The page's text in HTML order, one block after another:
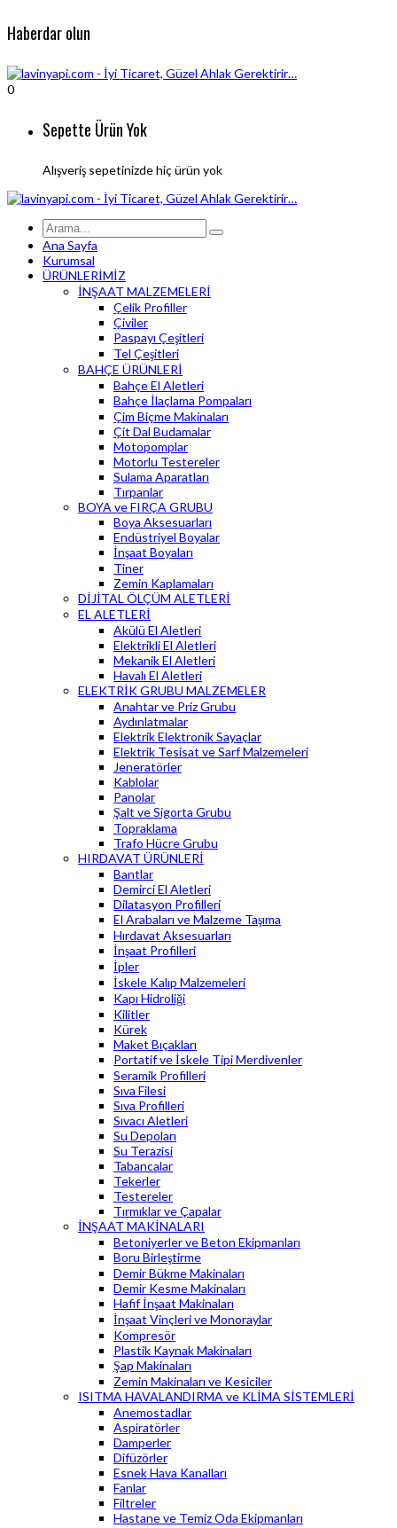
Haberdar olun
0
Sepette Ürün Yok
Alışveriş sepetinizde hiç ürün yok
Ana Sayfa
Kurumsal
ÜRÜNLERİMİZ
İNŞAAT MALZEMELERİ
Çelik Profiller
Çiviler
Paspayı Çeşitleri
Tel Çeşitleri
BAHÇE ÜRÜNLERİ
Bahçe El Aletleri
Bahçe İlaçlama Pompaları
Çim Biçme Makinaları
Çit Dal Budamalar
Motopomplar
Motorlu Testereler
Sulama Aparatları
Tırpanlar
BOYA ve FIRÇA GRUBU
Boya Aksesuarları
Endüstriyel Boyalar
İnşaat Boyaları
Tiner
Zemin Kaplamaları
DİJİTAL ÖLÇÜM ALETLERİ
EL ALETLERİ
Akülü El Aletleri
Elektrikli El Aletleri
Mekanik El Aletleri
Havalı El Aletleri
ELEKTRİK GRUBU MALZEMELER
Anahtar ve Priz Grubu
Aydınlatmalar
Elektrik Elektronik Sayaçlar
Elektrik Tesisat ve Sarf Malzemeleri
Jeneratörler
Kablolar
Panolar
Şalt ve Sigorta Grubu
Topraklama
Trafo Hücre Grubu
HIRDAVAT ÜRÜNLERİ
Bantlar
Demirci El Aletleri
Dilatasyon Profilleri
El Arabaları ve Malzeme Taşıma
Hırdavat Aksesuarları
İnşaat Profilleri
İpler
İskele Kalıp Malzemeleri
Kapı Hidroliği
Kilitler
Kürek
Maket Bıçakları
Portatif ve İskele Tipi Merdivenler
Seramik Profilleri
Sıva Filesi
Sıva Profilleri
Sıvacı Aletleri
Su Depoları
Su Terazisi
Tabancalar
Tekerler
Testereler
Tırmıklar ve Çapalar
İNŞAAT MAKİNALARI
Betoniyerler ve Beton Ekipmanları
Boru Birleştirme
Demir Bükme Makinaları
Demir Kesme Makinaları
Hafif İnşaat Makinaları
İnşaat Vinçleri ve Monoraylar
Kompresör
Plastik Kaynak Makinaları
Şap Makinaları
Zemin Makinaları ve Kesiciler
ISITMA HAVALANDIRMA ve KLİMA SİSTEMLERİ
Anemostadlar
Aspiratörler
Damperler
Difüzörler
Esnek Hava Kanalları
Fanlar
Filtreler
Hastane ve Temiz Oda Ekipmanları